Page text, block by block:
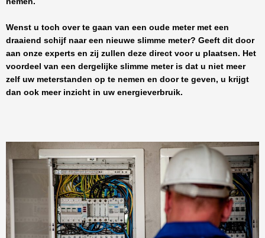
Wenst u toch over te gaan van een oude meter met een
draaiend schijf naar een nieuwe slimme meter? Geeft dit door
aan onze experts en zij zullen deze direct voor u plaatsen. Het
voordeel van een dergelijke slimme meter is dat u niet meer
zelf uw meterstanden op te nemen en door te geven, u krijgt
dan ook meer inzicht in uw energieverbruik.